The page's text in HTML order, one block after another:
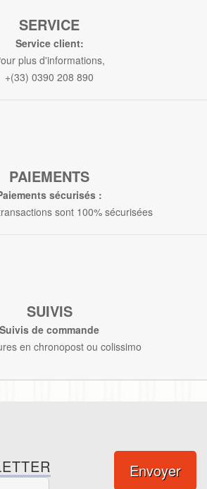
SERVICE
Service client:
plus d'informations,
+(33) 0390 208 890
PAIEMENTS
sécurisés :
sont 100% sécurisées
SUIVIS
Suivis de commande
en chronopost ou colissimo
Envoyer